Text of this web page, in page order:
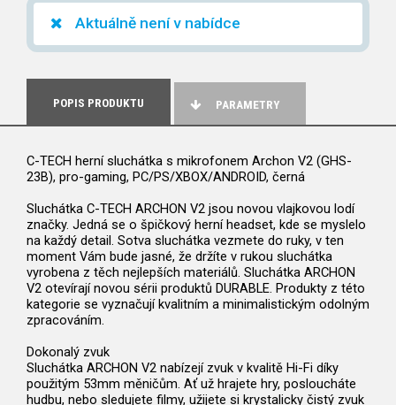
Aktuálně není v nabídce
POPIS PRODUKTU PARAMETRY
C-TECH herní sluchátka s mikrofonem Archon V2 (GHS-
23B), pro-gaming, PC/PS/XBOX/ANDROID, černá
Sluchátka C-TECH ARCHON V2 jsou novou vlajkovou lodí
značky. Jedná se o špičkový herní headset, kde se myslelo
na každý detail. Sotva sluchátka vezmete do ruky, v ten
moment Vám bude jasné, že držíte v rukou sluchátka
vyrobena z těch nejlepších materiálů. Sluchátka ARCHON
V2 otevírají novou sérii produktů DURABLE. Produkty z této
kategorie se vyznačují kvalitním a minimalistickým odolným
zpracováním.
Dokonalý zvuk
Sluchátka ARCHON V2 nabízejí zvuk v kvalitě Hi-Fi díky
použitým 53mm měničům. Ať už hrajete hry, posloucháte
hudbu, nebo sledujete filmy, užijete si krystalicky čistý zvuk